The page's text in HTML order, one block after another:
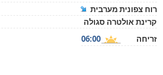
רוח צפונית מערבית
קרינת אולטרה סגולה
זריחה
06:00